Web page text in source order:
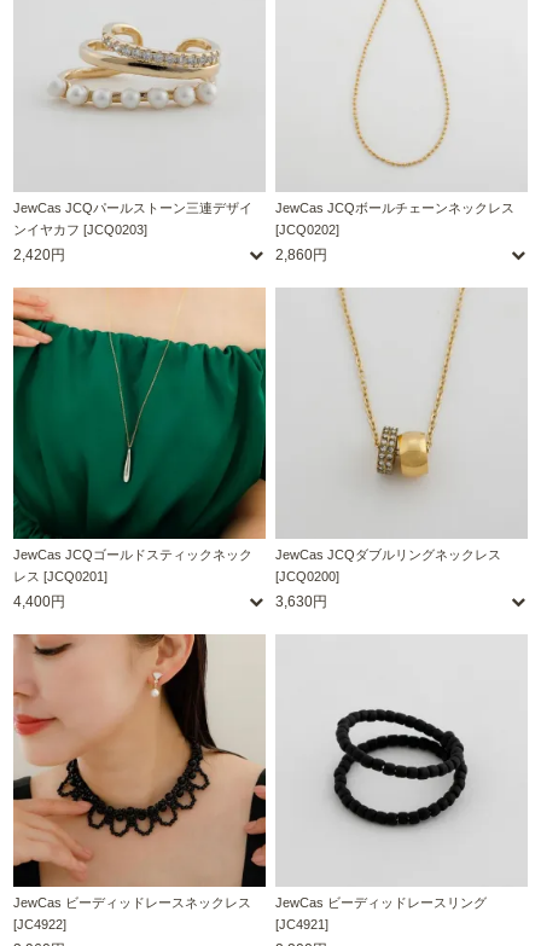
JewCas JCQパールストーン三連デザイ
ンイヤカフ [JCQ0203]
2,420円
JewCas JCQボールチェーンネックレス
[JCQ0202]
2,860円
JewCas JCQゴールドスティックネック
レス [JCQ0201]
4,400円
JewCas JCQダブルリングネックレス
[JCQ0200]
3,630円
JewCas ビーディッドレースネックレス
[JC4922]
JewCas ビーディッドレースリング
[JC4921]